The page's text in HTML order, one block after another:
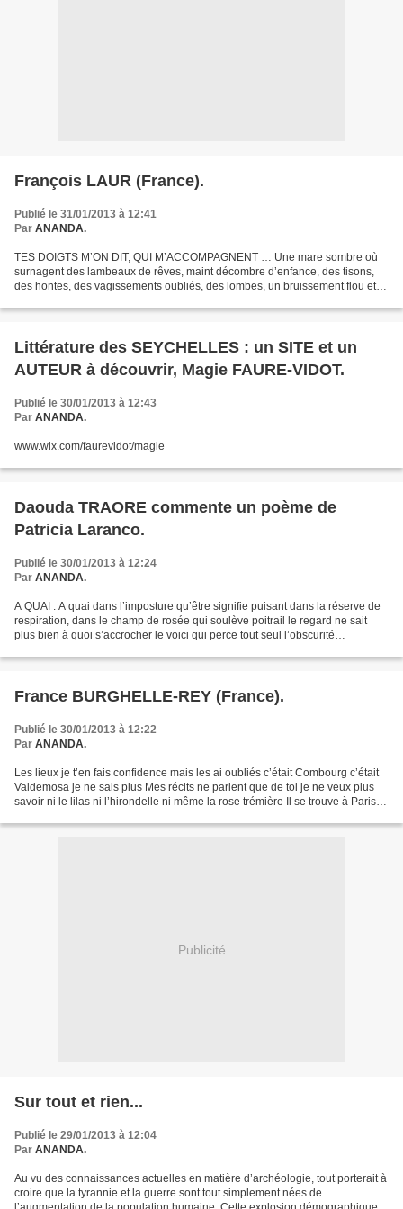
François LAUR (France).
Publié le 31/01/2013 à 12:41
Par ANANDA.
TES DOIGTS M’ON DIT, QUI M’ACCOMPAGNENT … Une mare sombre où
surnagent des lambeaux de rêves, maint décombre d’enfance, des tisons,
des hontes, des vagissements oubliés, des lombes, un bruissement flou et
Littérature des SEYCHELLES : un SITE et un
AUTEUR à découvrir, Magie FAURE-VIDOT.
Publié le 30/01/2013 à 12:43
Par ANANDA.
www.wix.com/faurevidot/magie
Daouda TRAORE commente un poème de
Patricia Laranco.
Publié le 30/01/2013 à 12:24
Par ANANDA.
A QUAI . A quai dans l’imposture qu’être signifie puisant dans la réserve de
respiration, dans le champ de rosée qui soulève poitrail le regard ne sait
plus bien à quoi s’accrocher le voici qui perce tout seul l’obscurité
France BURGHELLE-REY (France).
Publié le 30/01/2013 à 12:22
Par ANANDA.
Les lieux je t’en fais confidence mais les ai oubliés c’était Combourg c’était
Valdemosa je ne sais plus Mes récits ne parlent que de toi je ne veux plus
savoir ni le lilas ni l’hirondelle ni même la rose trémière Il se trouve à Paris
Publicité
Sur tout et rien...
Publié le 29/01/2013 à 12:04
Par ANANDA.
Au vu des connaissances actuelles en matière d’archéologie, tout porterait à
croire que la tyrannie et la guerre sont tout simplement nées de